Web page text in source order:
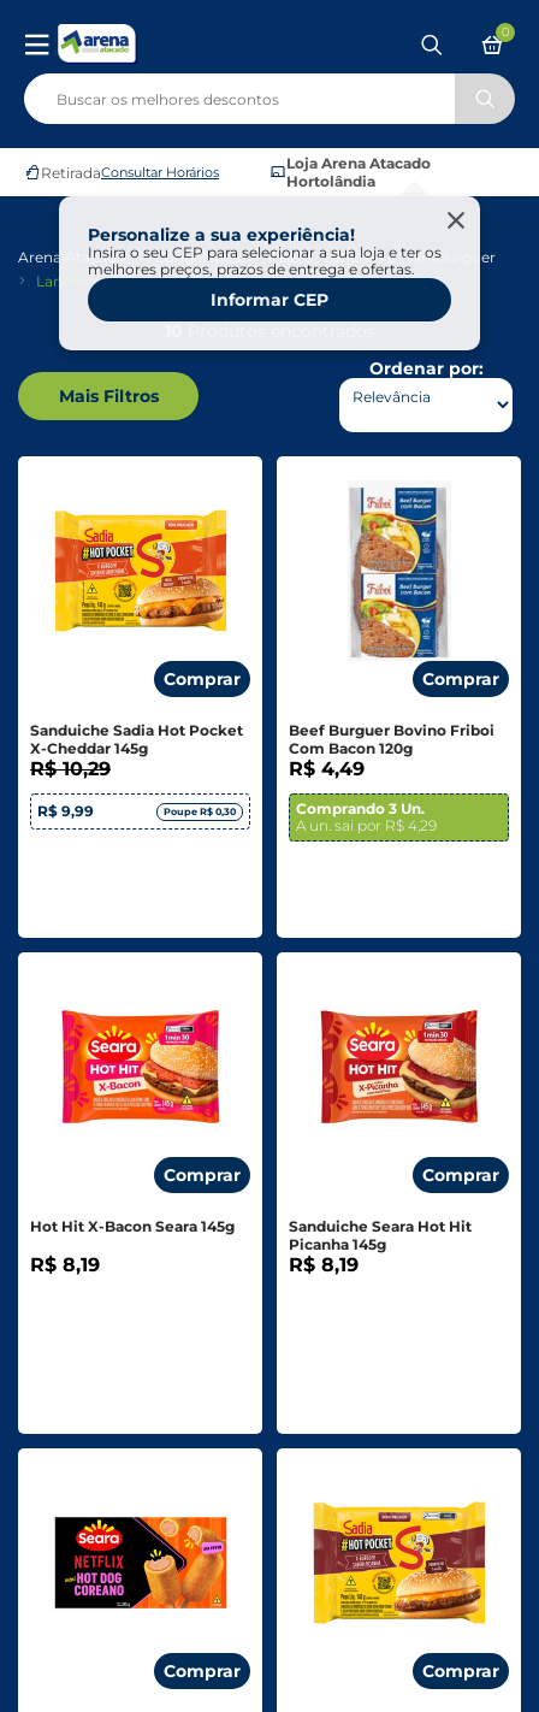
RetiradaConsultar Horários
Loja Arena Atacado
Hortolândia
Personalize a sua experiência!
Insira o seu CEP para selecionar a sua loja e ter os
melhores preços, prazos de entrega e ofertas.
Informar CEP
0
Arena Atacado Congelados
Pizzas , Lanches E Hamburguer
Lanches
Mais Filtros
Ordenar por:
Comprar
Sanduiche Sadia Hot Pocket
X-Cheddar 145g
R$ 10,29
R$ 9,99 Poupe R$ 0,30
Comprar
Beef Burguer Bovino Friboi
Com Bacon 120g
R$ 4,49
Comprando 3 Un.
A un. sai por R$ 4,29
Comprar
Hot Hit X-Bacon Seara 145g
R$ 8,19
Comprar
Sanduiche Seara Hot Hit
Picanha 145g
R$ 8,19
Comprar Comprar